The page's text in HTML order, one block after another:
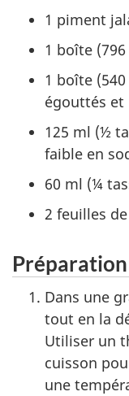
1 piment
1 boîte
1 boîte
égouttés et
125 ml (½
faible en
60 ml (¼
2 feuilles
Préparation
Dans une
tout en la
Utiliser un
cuisson
une